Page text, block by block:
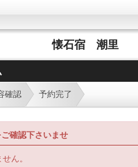
懐石宿 潮里
確認 予約完了
確認下さいませ
ん。